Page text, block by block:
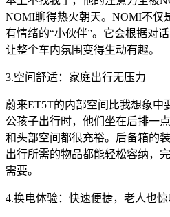
NOMI聊得热火朝天。NOMI不仅
有情绪的“小伙伴”。它会根据对
让整个车内氛围变得生动有趣。
3.空间舒适：家庭出行无压力
蔚来ET5T的内部空间比我想象中
公孩子出行时，他们坐在后排一
和头部空间都很充裕。后备箱的
出行所需的物品都能轻松容纳，
需要。
4.换电体验：快速便捷，老人也惊